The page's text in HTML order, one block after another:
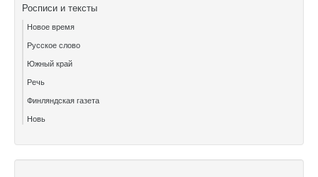
Росписи и тексты
Новое время
Русское слово
Южный край
Речь
Финляндская газета
Новь